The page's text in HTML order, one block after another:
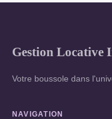
Gestion Locative
Votre boussole dans
NAVIGATION